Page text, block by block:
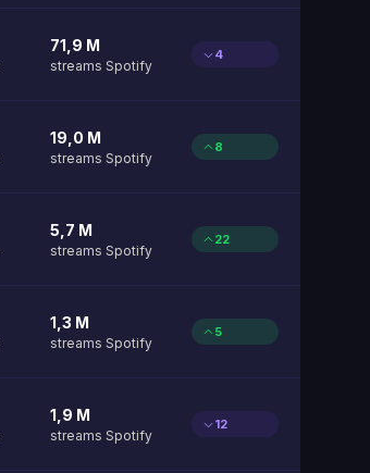
71,9 M
streams Spotify
4
19,0 M
streams Spotify
8
5,7 M
streams Spotify
22
1,3 M
streams Spotify
5
1,9 M
streams Spotify
12